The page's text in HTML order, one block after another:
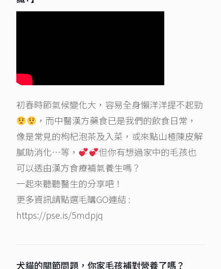
初春時節氣候變化大，容易全身懶洋洋提不起勁
，而中醫漢方藥食已是我們的飲食日常，
像是常見的枸杞泡茶及入菜，或來點山楂陳皮解
膩助消化…等，
但你有想過家中的毛孩也
可以透由漢方食療補氣養生嗎？
一起來聽聽醫生的分享吧！
更多資訊請點選毛購GO連結 :
https://pse.is/5mdpjq
犬貓的關節問題，你家毛孩補對營養了嗎？